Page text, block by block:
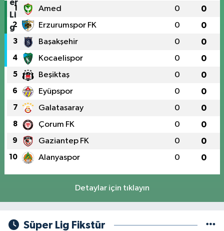
1 Amed 0 0
2 Erzurumspor FK 0 0
3 Başakşehir 0 0
4 Kocaelispor 0 0
5 Beşiktaş 0 0
6 Eyüpspor 0 0
7 Galatasaray 0 0
8 Çorum FK 0 0
9 Gaziantep FK 0 0
10 Alanyaspor 0 0
Detaylar için tıklayın
Süper Lig Fikstür